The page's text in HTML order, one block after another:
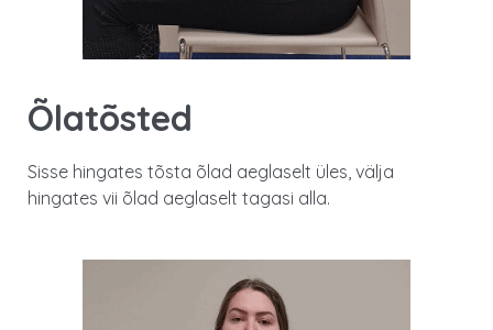
Õlatõsted
Sisse hingates tõsta õlad aeglaselt üles, välja
hingates vii õlad aeglaselt tagasi alla.